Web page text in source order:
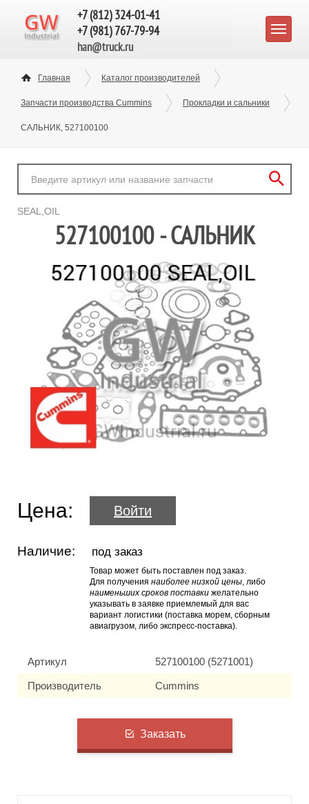
+7 (812) 324-01-41
+7 (981) 767-79-94
han@truck.ru
Главная Каталог производителей
Запчасти производства Cummins Прокладки и сальники
САЛЬНИК, 527100100
SEAL,OIL
527100100 - САЛЬНИК
Цена: Войти
Наличие: под заказ
Товар может быть поставлен под заказ.
Для получения наиболее низкой цены, либо
наименьших сроков поставки желательно
указывать в заявке приемлемый для вас
вариант логистики (поставка морем, сборным
авиагрузом, либо экспресс-поставка).
Артикул 527100100 (5271001)
Производитель Cummins
Заказать